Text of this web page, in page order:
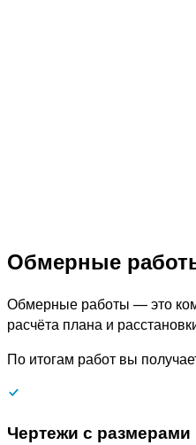
Обмерные
Обмерные работы — это
расчёта плана и
По итогам работ вы
Чертежи с размерами